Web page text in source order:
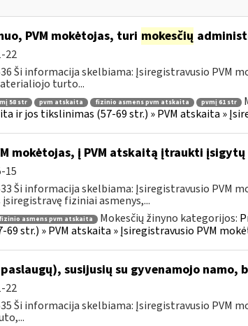
PVM mokėtojas, turi mokesčių
22
Ši informacija skelbiama: Įsiregistravusio PVM
turto...
58 str pvm atskaita fizinio asmens pvm atskaita pvmį 61 str
ir jos tikslinimas (57-69 str.) » PVM atskaita »
mokėtojas, į PVM atskaitą įtraukti
15
Ši informacija skelbiama: Įsiregistravusio PVM
fiziniai asmenys,...
fizinio asmens pvm atskaita Mokesčių žinyno kategorijos:
str.) » PVM atskaita » Įsiregistravusio PVM
susijusių su gyvenamojo
22
Ši informacija skelbiama: Įsiregistravusio PVM